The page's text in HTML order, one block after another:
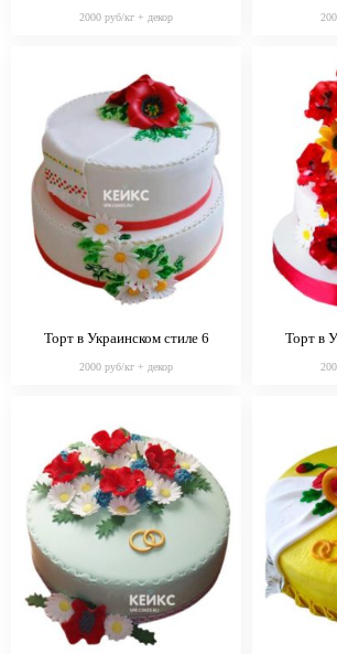
2000 руб/кг + декор
Торт в Украинском стиле 6
2000 руб/кг + декор
Торт в